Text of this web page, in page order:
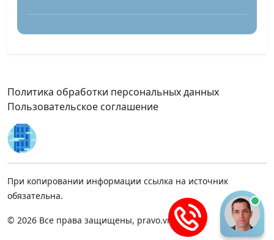
Политика обработки персональных данных
Пользовательское соглашение
При копировании информации ссылка на источник
обязательна.
© 2026 Все права защищены, pravo.vnmsk.ru.